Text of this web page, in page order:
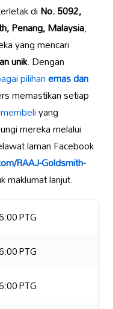
diNo. 5092,
Penang, Malaysia,
yang mencari
unik. Dengan
pilihanemas dan
memastikan setiap
yang
mereka melalui
laman Facebook
RAAJ-Goldsmith-
maklumat lanjut.
PTG
PTG
PTG